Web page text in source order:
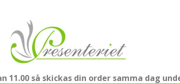
11.00 så skickas din order samma dag